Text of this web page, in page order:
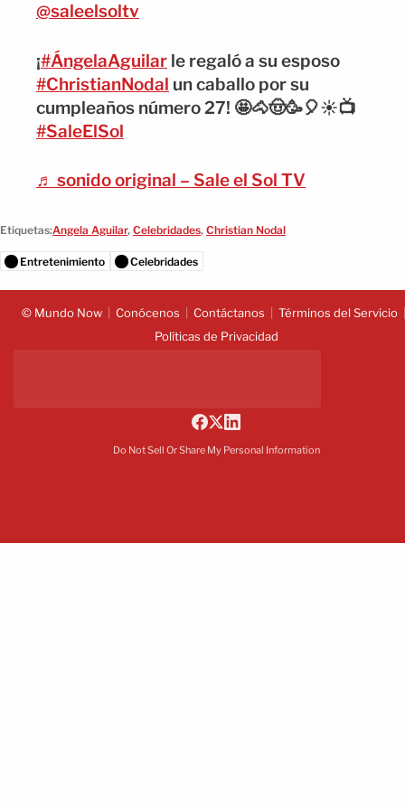
@saleelsoltv
¡#ÁngelaAguilar le regaló a su esposo
#ChristianNodal un caballo por su
cumpleaños número 27! 🤩🐴🤠🥳🎈☀️📺
#SaleElSol
♬ sonido original – Sale el Sol TV
Etiquetas:Angela Aguilar, Celebridades, Christian Nodal
Entretenimiento Celebridades
© Mundo Now Conócenos Contáctanos
Términos del Servicio
Políticas de Privacidad
Do Not Sell Or Share My Personal Information